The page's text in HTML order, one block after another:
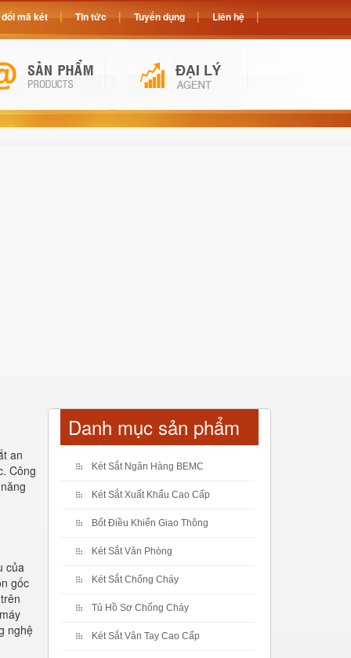
an
Công
của
gốc
nghệ
Danh mục sản phẩm
Két Sắt Ngân Hàng BEMC
Két Sắt Xuất Khẩu Cao Cấp
Bốt Điều Khiển Giao Thông
Két Sắt Văn Phòng
Két Sắt Chống Cháy
Tủ Hồ Sơ Chống Cháy
Két Sắt Vân Tay Cao Cấp
mã két Tin tức Tuyển dụng Liên hệ